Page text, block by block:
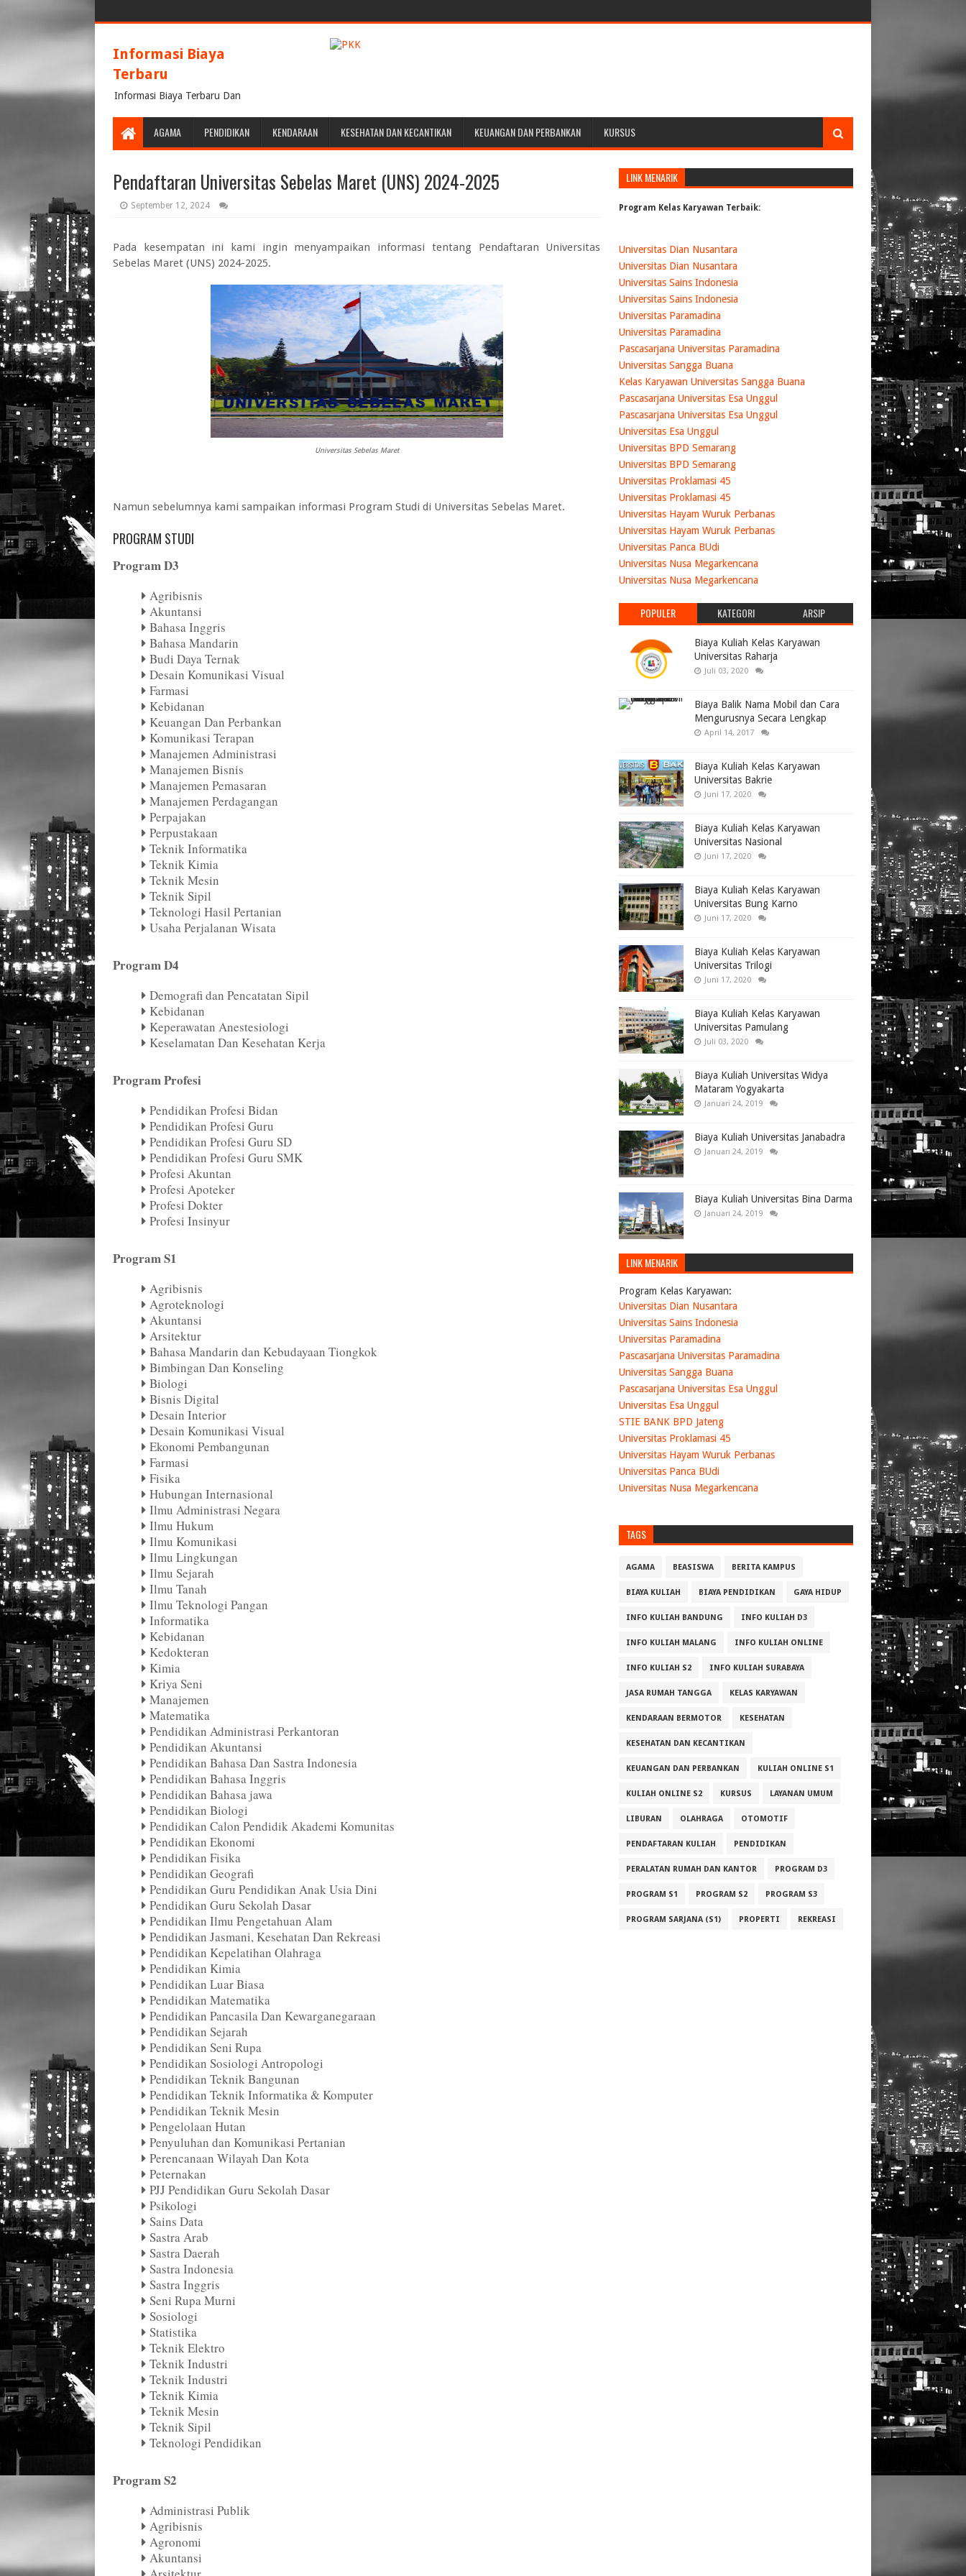
Informasi Biaya
Terbaru
Informasi Biaya Terbaru Dan
AGAMA PENDIDIKAN KENDARAAN KESEHATAN DAN KECANTIKAN KEUANGAN DAN PERBANKAN KURSUS
Pendaftaran Universitas Sebelas Maret (UNS) 2024-2025
September 12, 2024
Pada kesempatan ini kami ingin menyampaikan informasi tentang Pendaftaran Universitas
Sebelas Maret (UNS) 2024-2025.
Universitas Sebelas Maret
Namun sebelumnya kami sampaikan informasi Program Studi di Universitas Sebelas Maret.
PROGRAM STUDI
Program D3
Agribisnis
Akuntansi
Bahasa Inggris
Bahasa Mandarin
Budi Daya Ternak
Desain Komunikasi Visual
Farmasi
Kebidanan
Keuangan Dan Perbankan
Komunikasi Terapan
Manajemen Administrasi
Manajemen Bisnis
Manajemen Pemasaran
Manajemen Perdagangan
Perpajakan
Perpustakaan
Teknik Informatika
Teknik Kimia
Teknik Mesin
Teknik Sipil
Teknologi Hasil Pertanian
Usaha Perjalanan Wisata
Program D4
Demografi dan Pencatatan Sipil
Kebidanan
Keperawatan Anestesiologi
Keselamatan Dan Kesehatan Kerja
Program Profesi
Pendidikan Profesi Bidan
Pendidikan Profesi Guru
Pendidikan Profesi Guru SD
Pendidikan Profesi Guru SMK
Profesi Akuntan
Profesi Apoteker
Profesi Dokter
Profesi Insinyur
Program S1
Agribisnis
Agroteknologi
Akuntansi
Arsitektur
Bahasa Mandarin dan Kebudayaan Tiongkok
Bimbingan Dan Konseling
Biologi
Bisnis Digital
Desain Interior
Desain Komunikasi Visual
Ekonomi Pembangunan
Farmasi
Fisika
Hubungan Internasional
Ilmu Administrasi Negara
Ilmu Hukum
Ilmu Komunikasi
Ilmu Lingkungan
Ilmu Sejarah
Ilmu Tanah
Ilmu Teknologi Pangan
Informatika
Kebidanan
Kedokteran
Kimia
Kriya Seni
Manajemen
Matematika
Pendidikan Administrasi Perkantoran
Pendidikan Akuntansi
Pendidikan Bahasa Dan Sastra Indonesia
Pendidikan Bahasa Inggris
Pendidikan Bahasa jawa
Pendidikan Biologi
Pendidikan Calon Pendidik Akademi Komunitas
Pendidikan Ekonomi
Pendidikan Fisika
Pendidikan Geografi
Pendidikan Guru Pendidikan Anak Usia Dini
Pendidikan Guru Sekolah Dasar
Pendidikan Ilmu Pengetahuan Alam
Pendidikan Jasmani, Kesehatan Dan Rekreasi
Pendidikan Kepelatihan Olahraga
Pendidikan Kimia
Pendidikan Luar Biasa
Pendidikan Matematika
Pendidikan Pancasila Dan Kewarganegaraan
Pendidikan Sejarah
Pendidikan Seni Rupa
Pendidikan Sosiologi Antropologi
Pendidikan Teknik Bangunan
Pendidikan Teknik Informatika & Komputer
Pendidikan Teknik Mesin
Pengelolaan Hutan
Penyuluhan dan Komunikasi Pertanian
Perencanaan Wilayah Dan Kota
Peternakan
PJJ Pendidikan Guru Sekolah Dasar
Psikologi
Sains Data
Sastra Arab
Sastra Daerah
Sastra Indonesia
Sastra Inggris
Seni Rupa Murni
Sosiologi
Statistika
Teknik Elektro
Teknik Industri
Teknik Industri
Teknik Kimia
Teknik Mesin
Teknik Sipil
Teknologi Pendidikan
Program S2
Administrasi Publik
Agribisnis
Agronomi
Akuntansi
LINK MENARIK
Program Kelas Karyawan Terbaik:
Universitas Dian Nusantara
Universitas Dian Nusantara
Universitas Sains Indonesia
Universitas Sains Indonesia
Universitas Paramadina
Universitas Paramadina
Pascasarjana Universitas Paramadina
Universitas Sangga Buana
Kelas Karyawan Universitas Sangga Buana
Pascasarjana Universitas Esa Unggul
Pascasarjana Universitas Esa Unggul
Universitas Esa Unggul
Universitas BPD Semarang
Universitas BPD Semarang
Universitas Proklamasi 45
Universitas Proklamasi 45
Universitas Hayam Wuruk Perbanas
Universitas Hayam Wuruk Perbanas
Universitas Panca BUdi
Universitas Nusa Megarkencana
Universitas Nusa Megarkencana
POPULER KATEGORI ARSIP
Biaya Kuliah Kelas Karyawan
Universitas Raharja
Juli 03, 2020
Biaya Balik Nama Mobil dan Cara
Mengurusnya Secara Lengkap
April 14, 2017
Biaya Kuliah Kelas Karyawan
Universitas Bakrie
Juni 17, 2020
Biaya Kuliah Kelas Karyawan
Universitas Nasional
Juni 17, 2020
Biaya Kuliah Kelas Karyawan
Universitas Bung Karno
Juni 17, 2020
Biaya Kuliah Kelas Karyawan
Universitas Trilogi
Juni 17, 2020
Biaya Kuliah Kelas Karyawan
Universitas Pamulang
Juli 03, 2020
Biaya Kuliah Universitas Widya
Mataram Yogyakarta
Januari 24, 2019
Biaya Kuliah Universitas Janabadra
Januari 24, 2019
Biaya Kuliah Universitas Bina Darma
Januari 24, 2019
LINK MENARIK
Program Kelas Karyawan:
Universitas Dian Nusantara
Universitas Sains Indonesia
Universitas Paramadina
Pascasarjana Universitas Paramadina
Universitas Sangga Buana
Pascasarjana Universitas Esa Unggul
Universitas Esa Unggul
STIE BANK BPD Jateng
Universitas Proklamasi 45
Universitas Hayam Wuruk Perbanas
Universitas Panca BUdi
Universitas Nusa Megarkencana
TAGS
AGAMA BEASISWA BERITA KAMPUS
BIAYA KULIAH BIAYA PENDIDIKAN GAYA HIDUP
INFO KULIAH BANDUNG INFO KULIAH D3
INFO KULIAH MALANG INFO KULIAH ONLINE
INFO KULIAH S2 INFO KULIAH SURABAYA
JASA RUMAH TANGGA KELAS KARYAWAN
KENDARAAN BERMOTOR KESEHATAN
KESEHATAN DAN KECANTIKAN
KEUANGAN DAN PERBANKAN KULIAH ONLINE S1
KULIAH ONLINE S2 KURSUS LAYANAN UMUM
LIBURAN OLAHRAGA OTOMOTIF
PENDAFTARAN KULIAH PENDIDIKAN
PERALATAN RUMAH DAN KANTOR PROGRAM D3
PROGRAM S1 PROGRAM S2 PROGRAM S3
PROGRAM SARJANA (S1) PROPERTI REKREASI